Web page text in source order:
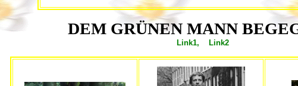
DEM GRÜNEN MANN
Link1, Link2